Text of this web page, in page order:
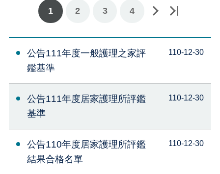
1 2 3 4
下一頁最後一頁
公告111年度一般護理之家評
鑑基準
110-12-30
公告111年度居家護理所評鑑
基準
110-12-30
公告110年度居家護理所評鑑
結果合格名單
110-12-30